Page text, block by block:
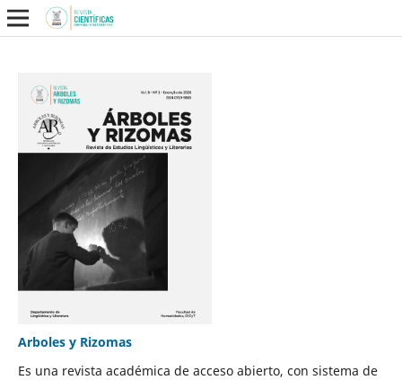
Arboles y Rizomas
Es una revista académica de acceso abierto, con sistema de